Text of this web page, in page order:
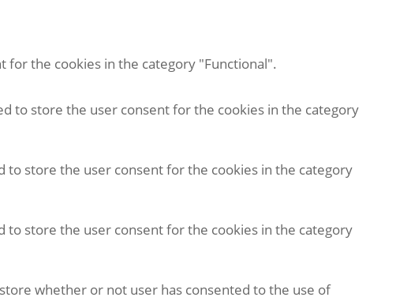
for the cookies in the category "Functional".
to store the user consent for the cookies in the category
to store the user consent for the cookies in the category
to store the user consent for the cookies in the category
whether or not user has consented to the use of